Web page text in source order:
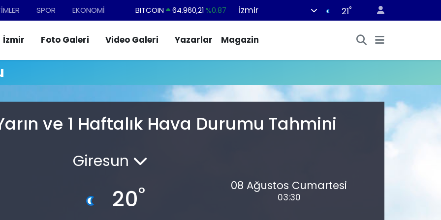
SPOR EKONOMİ BITCOIN 64.960,21 %0.87
EURO
55,2510%0.32
STERLİN
64,4811%0.38
BİST100
13.779
İzmir 21°
İzmir Foto Galeri Video Galeri Yazarlar Magazin
ve 1 Haftalık Hava Durumu Tahmini
Giresun
20° 08 Ağustos Cumartesi
03:30